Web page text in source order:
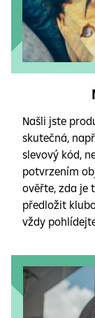
Našli jste
skutečná,
slevový kód,
potvrzením
ověřte, zda je
předložit
vždy